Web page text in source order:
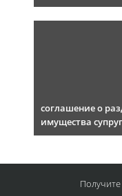
соглашение о
имущества